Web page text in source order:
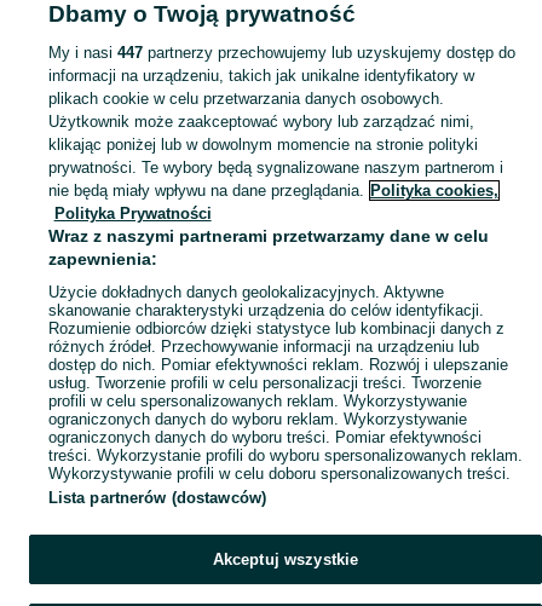
Strona główna Kujawsko-pomorskie Laski Wielkie
KATEGORIA
Skorzystaj z największego serwisu ogłoszeniowego w Polsce! Kupuj to, czego pragniesz i sprzedawaj to, czego już nie potrzebujesz! Zobacz
Mapa kategorii
Mapa miejscowości
Mapa ministron
Popularne wyszukiwania
Dbamy o Twoją prywatność
My i nasi 447partnerzy przechowujemy lub uzyskujemy dostęp do
informacji na urządzeniu, takich jak unikalne identyfikatory w
plikach cookie w celu przetwarzania danych osobowych.
Użytkownik może zaakceptować wybory lub zarządzać nimi,
klikając poniżej lub w dowolnym momencie na stronie polityki
prywatności. Te wybory będą sygnalizowane naszym partnerom i
nie będą miały wpływu na dane przeglądania. Polityka cookies,
Polityka Prywatności
Wraz z naszymi partnerami przetwarzamy dane w celu
zapewnienia:
Użycie dokładnych danych geolokalizacyjnych. Aktywne
skanowanie charakterystyki urządzenia do celów identyfikacji.
Rozumienie odbiorców dzięki statystyce lub kombinacji danych z
różnych źródeł. Przechowywanie informacji na urządzeniu lub
dostęp do nich. Pomiar efektywności reklam. Rozwój i ulepszanie
usług. Tworzenie profili w celu personalizacji treści. Tworzenie
profili w celu spersonalizowanych reklam. Wykorzystywanie
ograniczonych danych do wyboru reklam. Wykorzystywanie
ograniczonych danych do wyboru treści. Pomiar efektywności
treści. Wykorzystanie profili do wyboru spersonalizowanych reklam.
Wykorzystywanie profili w celu doboru spersonalizowanych treści.
Lista partnerów (dostawców)
Akceptuj wszystkie